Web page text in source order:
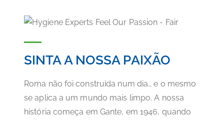
SINTA A NOSSA PAIXÃO
Roma não foi construída num dia… e o mesmo
se aplica a um mundo mais limpo. A nossa
história começa em Gante, em 1946, quando